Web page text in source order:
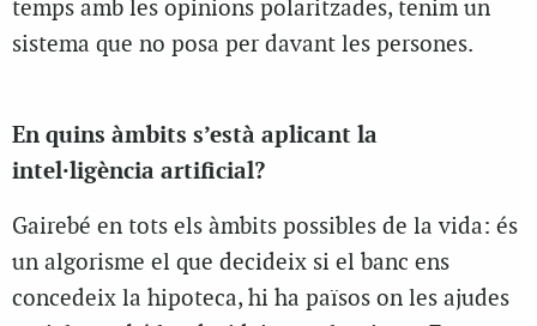
temps amb les opinions polaritzades, tenim un
sistema que no posa per davant les persones.
En quins àmbits s’està aplicant la
intel·ligència artificial?
Gairebé en tots els àmbits possibles de la vida: és
un algorisme el que decideix si el banc ens
concedeix la hipoteca, hi ha països on les ajudes